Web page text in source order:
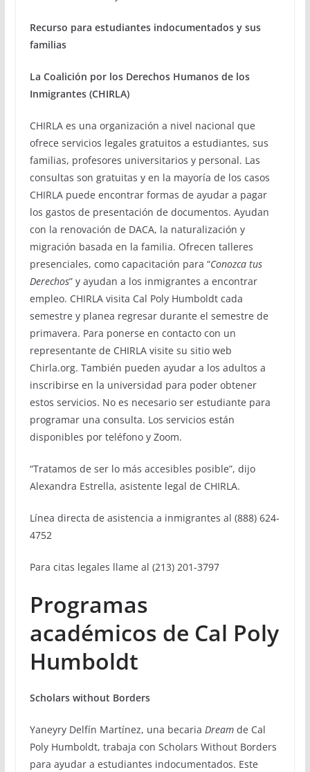
Recurso para estudiantes indocumentados y sus
familias
La Coalición por los Derechos Humanos de los
Inmigrantes (CHIRLA)
CHIRLA es una organización a nivel nacional que
ofrece servicios legales gratuitos a estudiantes, sus
familias, profesores universitarios y personal. Las
consultas son gratuitas y en la mayoría de los casos
CHIRLA puede encontrar formas de ayudar a pagar
los gastos de presentación de documentos. Ayudan
con la renovación de DACA, la naturalización y
migración basada en la familia. Ofrecen talleres
presenciales, como capacitación para “Conozca tus
Derechos” y ayudan a los inmigrantes a encontrar
empleo. CHIRLA visita Cal Poly Humboldt cada
semestre y planea regresar durante el semestre de
primavera. Para ponerse en contacto con un
representante de CHIRLA visite su sitio web
Chirla.org. También pueden ayudar a los adultos a
inscribirse en la universidad para poder obtener
estos servicios. No es necesario ser estudiante para
programar una consulta. Los servicios están
disponibles por teléfono y Zoom.
“Tratamos de ser lo más accesibles posible”, dijo
Alexandra Estrella, asistente legal de CHIRLA.
Línea directa de asistencia a inmigrantes al (888) 624-
4752
Para citas legales llame al (213) 201-3797
Programas
académicos de Cal Poly
Humboldt
Scholars without Borders
Yaneyry Delfín Martínez, una becaria Dreamde Cal
Poly Humboldt, trabaja con Scholars Without Borders
para ayudar a estudiantes indocumentados. Este